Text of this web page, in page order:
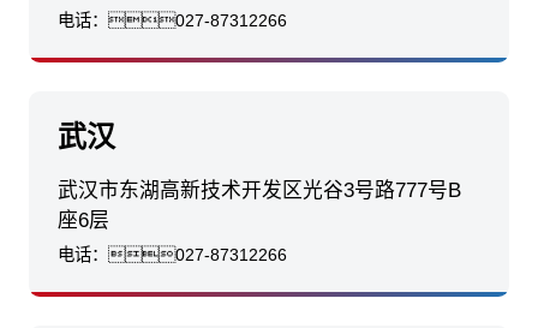
电话：027-87312266
武汉
武汉市东湖高新技术开发区光谷3号路777号B
座6层
电话：027-87312266